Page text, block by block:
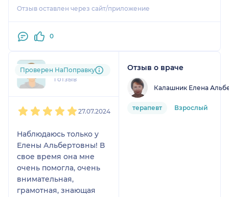
Отзыв оставлен через сайт/приложение
0
nis....@....ru
1 отзыв
Проверен НаПоправку
27.07.2024
Наблюдаюсь только у
Елены Альбертовны! В
свое время она мне
очень помогла, очень
внимательная,
грамотная, знающая
Отзыв о враче
Калашник Елена
терапевт Взрослый